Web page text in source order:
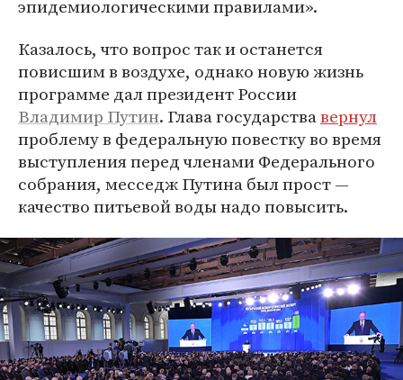
эпидемиологическими правилами».
Казалось, что вопрос так и останется
повисшим в воздухе, однако новую жизнь
программе дал президент России
Владимир Путин. Глава государствавернул
проблему в федеральную повестку во время
выступления перед членами Федерального
собрания, месседж Путина был прост —
качество питьевой воды надо повысить.